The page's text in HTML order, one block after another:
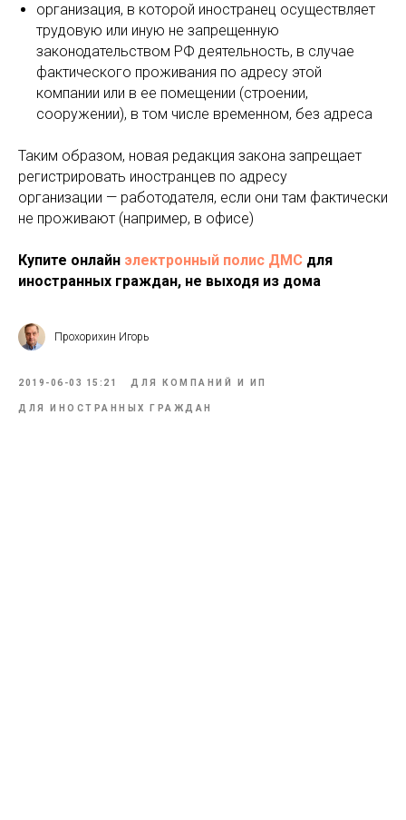
организация, в которой иностранец осуществляет
трудовую или иную не запрещенную
законодательством РФ деятельность, в случае
фактического проживания по адресу этой
компании или в ее помещении (строении,
сооружении), в том числе временном, без адреса
Таким образом, новая редакция закона запрещает
регистрировать иностранцев по адресу
организации — работодателя, если они там фактически
не проживают (например, в офисе)
Купите онлайн электронный полис ДМС для
иностранных граждан, не выходя из дома
Прохорихин Игорь
2019-06-03 15:21 ДЛЯ КОМПАНИЙ И ИП
ДЛЯ ИНОСТРАННЫХ ГРАЖДАН